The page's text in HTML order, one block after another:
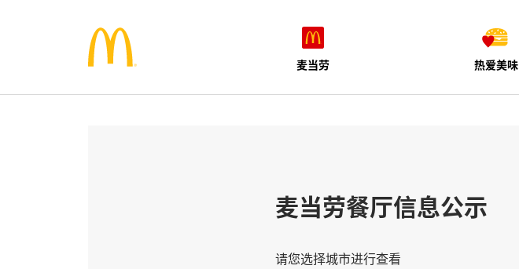
麦当劳 热爱美味
麦当劳餐厅信息公示
请您选择城市进行查看